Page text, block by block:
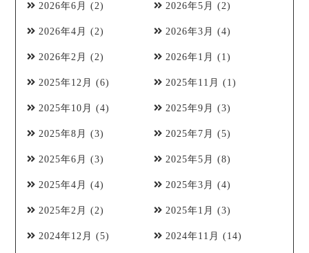
2026年6月 (2) 2026年5月 (2)
2026年4月 (2) 2026年3月 (4)
2026年2月 (2) 2026年1月 (1)
2025年12月 (6) 2025年11月 (1)
2025年10月 (4) 2025年9月 (3)
2025年8月 (3) 2025年7月 (5)
2025年6月 (3) 2025年5月 (8)
2025年4月 (4) 2025年3月 (4)
2025年2月 (2) 2025年1月 (3)
2024年12月 (5) 2024年11月 (14)